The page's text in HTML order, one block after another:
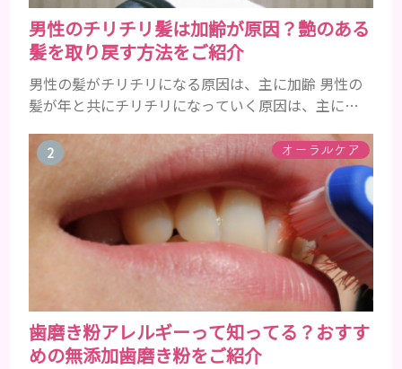
男性のチリチリ髪は加齢が原因？艶のある
髪を取り戻す方法をご紹介
男性の髪がチリチリになる原因は、主に加齢 男性の
髪が年と共にチリチリになっていく原因は、主に加
にツヤがあった男性も、いつのまにか髪がチリチリ
でペタンとするようになったと感じる人もいるでし
ょう。特に大人の男性としての魅力が出てくる40代
以降の男性に悩んでいる人が多い傾向があります。
髪が生え変わるサイクルは、年齢と共に乱れていき
ます。髪が太くならないま...
オーラルケア
歯磨き粉アレルギーって知ってる？おすす
めの無添加歯磨き粉をご紹介